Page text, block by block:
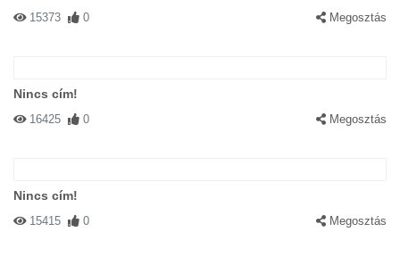
15373 0 Megosztás
Nincs cím!
16425 0 Megosztás
Nincs cím!
15415 0 Megosztás